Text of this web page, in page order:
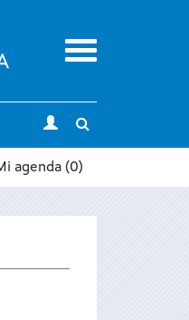
Menu
search
agenda (0)